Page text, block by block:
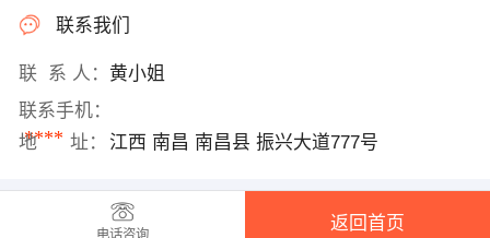
联系我们
联 系 人： 黄小姐
联系手机：
****
地 址： 江西 南昌 南昌县 振兴大道777号
电话咨询
返回首页